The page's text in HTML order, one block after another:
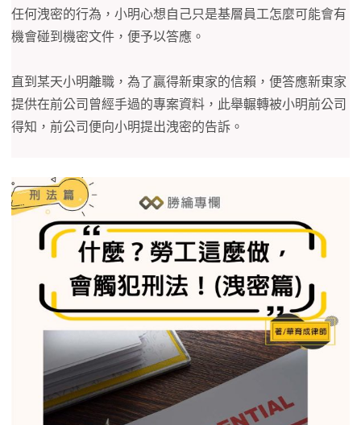
任何洩密的行為，小明心想自己只是基層員工怎麼可能會有
機會碰到機密文件，便予以答應。
直到某天小明離職，為了贏得新東家的信賴，便答應新東家
提供在前公司曾經手過的專案資料，此舉輾轉被小明前公司
得知，前公司便向小明提出洩密的告訴。